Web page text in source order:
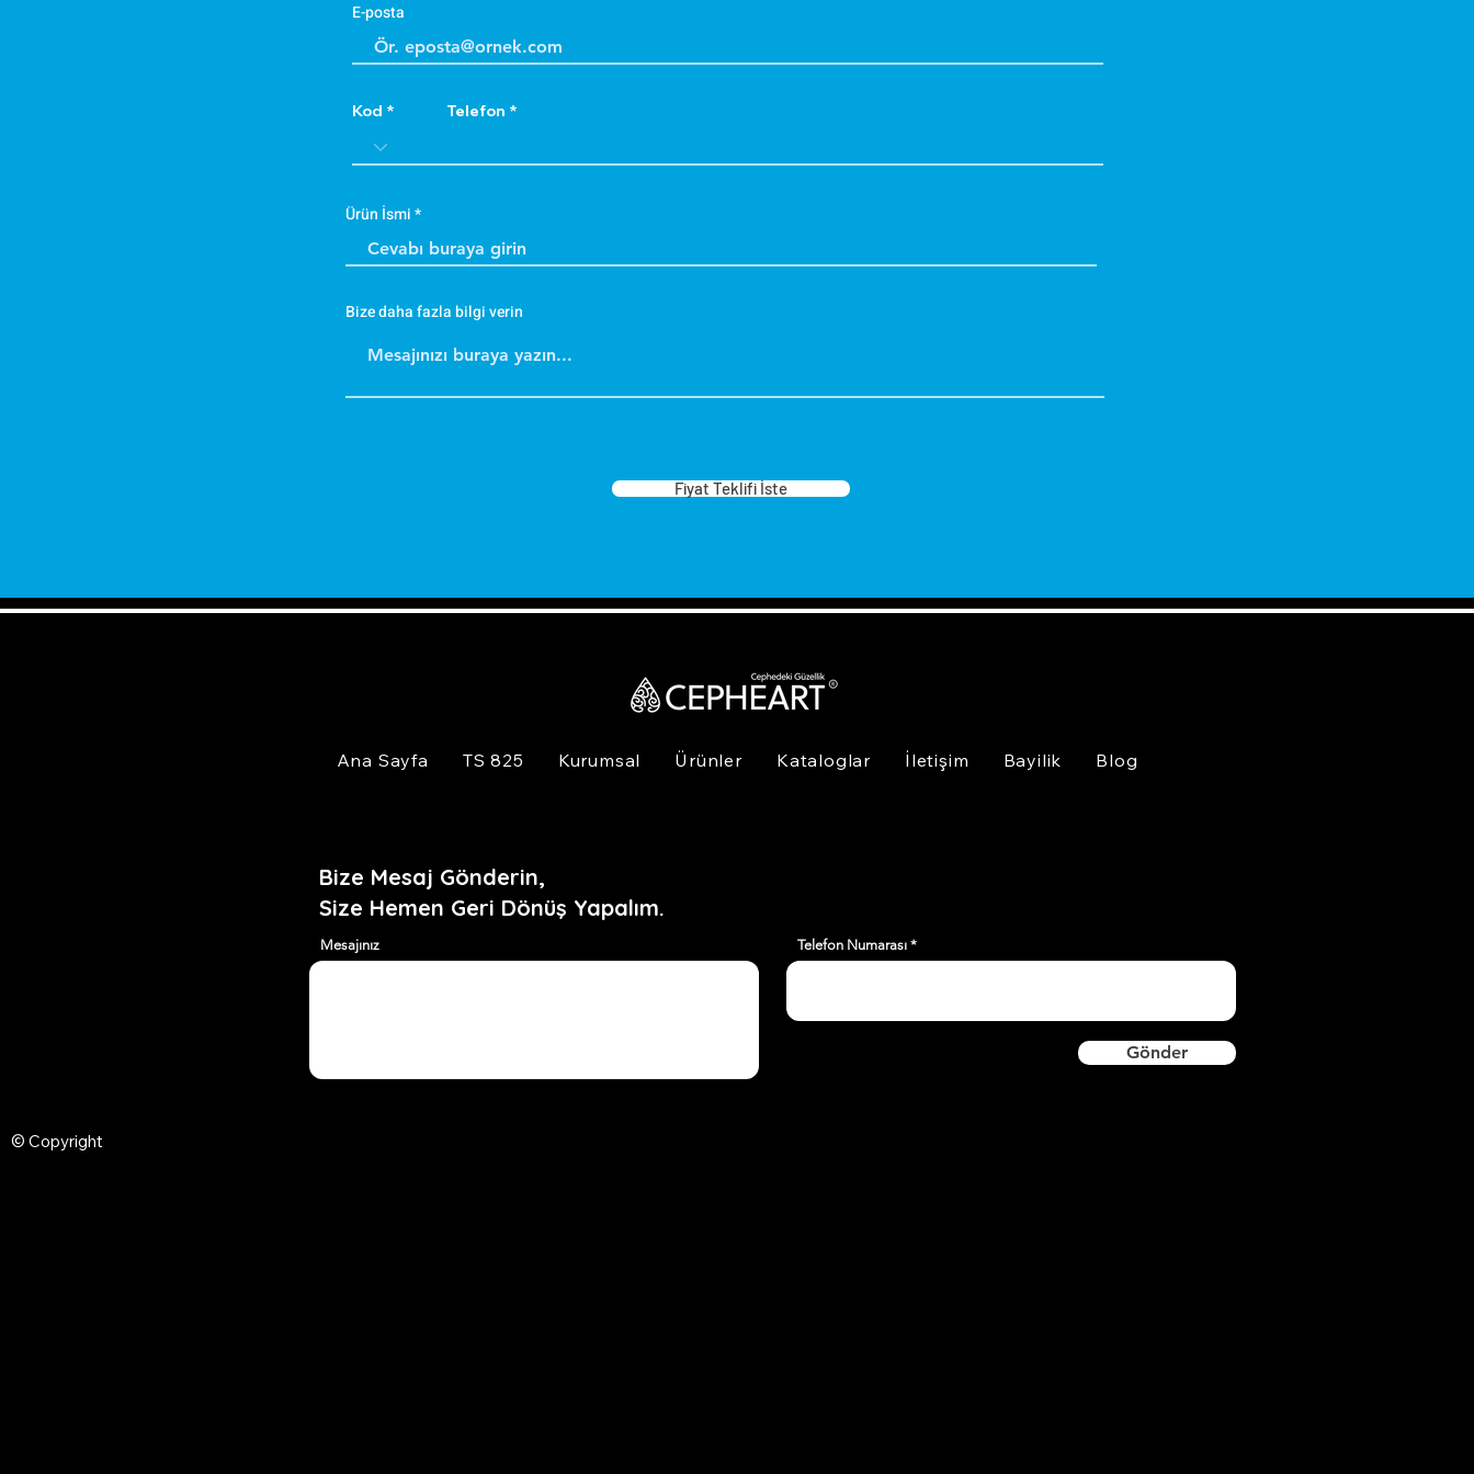
E-posta
Kod Telefon
Ürün İsmi
Bize daha fazla bilgi verin
Fiyat Teklifi İste
Ana Sayfa TS 825 Kurumsal Ürünler Kataloglar İletişim Bayilik Blog
Bize Mesaj Gönderin,
Size Hemen Geri Dönüş Yapalım.
Mesajınız Telefon Numarası
Gönder
© Copyright